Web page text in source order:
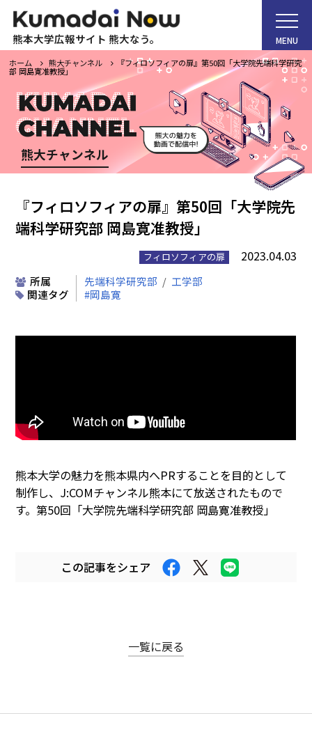
熊本大学広報サイト 熊大なう。
ホーム 熊大チャンネル 『フィロソフィアの扉』第50回「大学院先端科学研究
部 岡島寛准教授」
熊大チャンネル
『フィロソフィアの扉』第50回「大学院先
端科学研究部 岡島寛准教授」
フィロソフィアの扉 2023.04.03
所属 先端科学研究部
工学部
関連タグ
岡島寛
熊本大学の魅力を熊本県内へPRすることを目的として
制作し、J:COMチャンネル熊本にて放送されたもので
す。第50回「大学院先端科学研究部 岡島寛准教授」
この記事をシェア
一覧に戻る
MENU
ホーム
Kumadai Now（熊大なう。）とは
熊大タイムズ
熊大チャンネル
熊大メールマガジン登録のご案内
翻訳 自動翻訳について